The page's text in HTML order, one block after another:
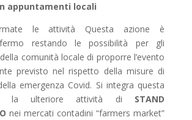
appuntamenti locali
le attività Questa azione è
restando le possibilità per gli
comunità locale di proporre l’evento
previsto nel rispetto della misure di
emergenza Covid. Si integra questa
la ulteriore attività di STAND
nei mercati contadini “farmers market”